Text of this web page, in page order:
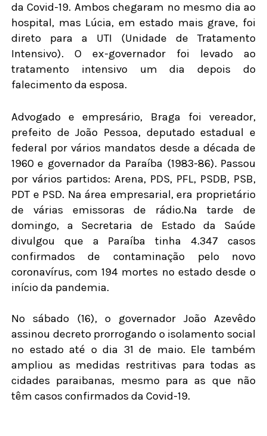
da Covid-19. Ambos chegaram no mesmo dia ao
hospital, mas Lúcia, em estado mais grave, foi
direto para a UTI (Unidade de Tratamento
Intensivo). O ex-governador foi levado ao
tratamento intensivo um dia depois do
falecimento da esposa.
Advogado e empresário, Braga foi vereador,
prefeito de João Pessoa, deputado estadual e
federal por vários mandatos desde a década de
1960 e governador da Paraíba (1983-86). Passou
por vários partidos: Arena, PDS, PFL, PSDB, PSB,
PDT e PSD. Na área empresarial, era proprietário
de várias emissoras de rádio.Na tarde de
domingo, a Secretaria de Estado da Saúde
divulgou que a Paraíba tinha 4.347 casos
confirmados de contaminação pelo novo
coronavírus, com 194 mortes no estado desde o
início da pandemia.
No sábado (16), o governador João Azevêdo
assinou decreto prorrogando o isolamento social
no estado até o dia 31 de maio. Ele também
ampliou as medidas restritivas para todas as
cidades paraibanas, mesmo para as que não
têm casos confirmados da Covid-19.